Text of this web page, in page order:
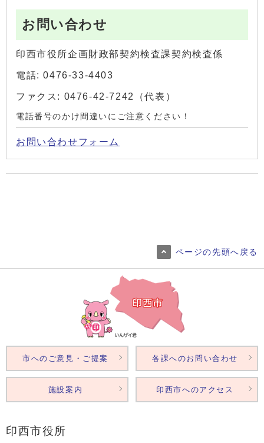
お問い合わせ
印西市役所企画財政部契約検査課契約検査係
電話: 0476-33-4403
ファクス: 0476-42-7242（代表）
電話番号のかけ間違いにご注意ください！
お問い合わせフォーム
ページの先頭へ戻る
印西市役所
市へのご意見・ご提案 各課へのお問い合わせ
施設案内 印西市へのアクセス